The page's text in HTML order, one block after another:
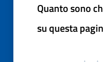
Quanto sono
su questa